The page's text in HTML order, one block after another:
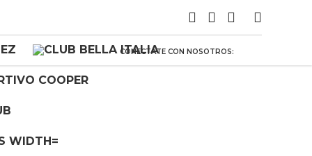
CONECTATE CON NOSOTROS: